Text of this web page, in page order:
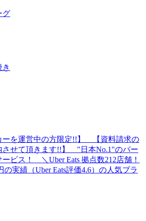
グ
ーを運営中の方限定!!】 【資料請求の
させて頂きます!!】 "日本No.1"のバー
ビス！ ＼Uber Eats 拠点数212店舗！
の実績（Uber Eats評価4.6）の人気ブラ